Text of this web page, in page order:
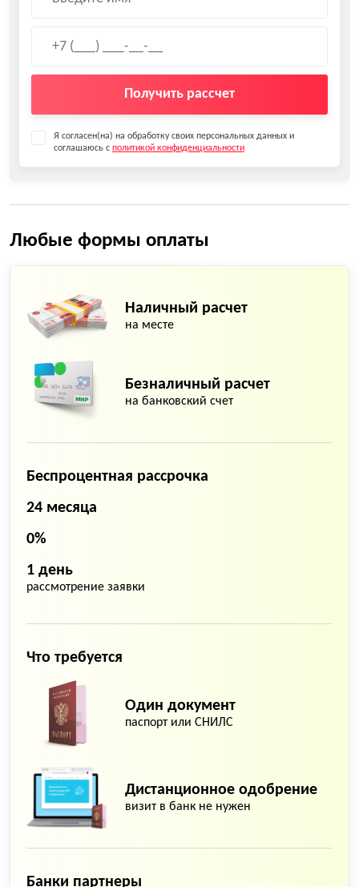
Получить рассчет
Я согласен(на) на обработку своих персональных данных и
соглашаюсь с политикой конфиденциальности
Любые формы оплаты
Наличный расчет
на месте
Безналичный расчет
на банковский счет
Беспроцентная рассрочка
24 месяца
0%
1 день
рассмотрение заявки
Что требуется
Один документ
паспорт или СНИЛС
Дистанционное одобрение
визит в банк не нужен
Банки партнеры